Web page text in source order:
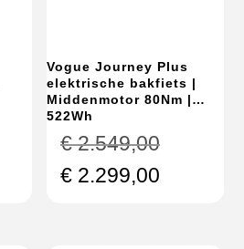
Vogue Journey Plus
elektrische bakfiets |
Middenmotor 80Nm |
522Wh
€2.549,00
€ 2.299,00